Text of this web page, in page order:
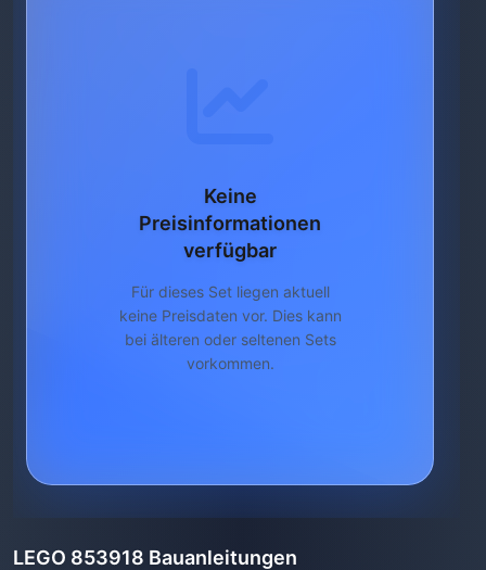
Keine
Preisinformationen
verfügbar
Für dieses Set liegen aktuell
keine Preisdaten vor. Dies kann
bei älteren oder seltenen Sets
vorkommen.
LEGO 853918 Bauanleitungen